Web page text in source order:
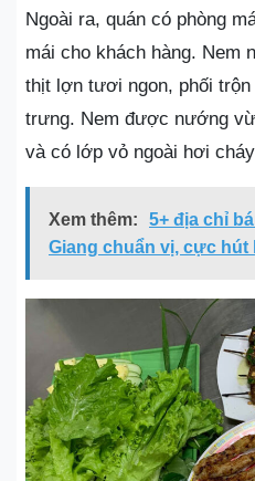
Ngoài ra, quán có phòng
mái cho khách hàng.
thịt lợn tươi ngon, phối
trưng. Nem được nướng
và có lớp vỏ ngoài hơi
Xem thêm:
5+ địa chỉ
Giang chuẩn vị, cực hút